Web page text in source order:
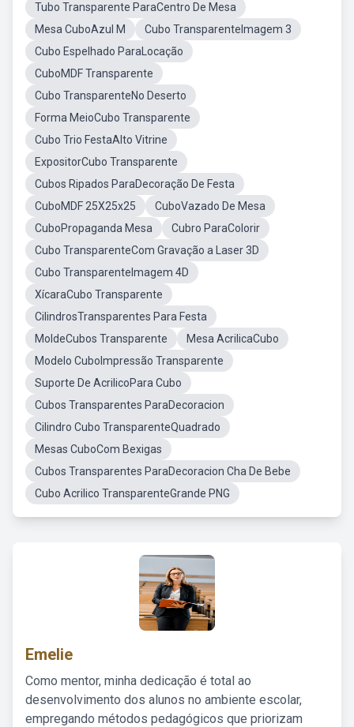
Tubo Transparente ParaCentro De Mesa
Mesa CuboAzul M
Cubo TransparenteImagem 3
Cubo Espelhado ParaLocação
CuboMDF Transparente
Cubo TransparenteNo Deserto
Forma MeioCubo Transparente
Cubo Trio FestaAlto Vitrine
ExpositorCubo Transparente
Cubos Ripados ParaDecoração De Festa
CuboMDF 25X25x25
CuboVazado De Mesa
CuboPropaganda Mesa
Cubro ParaColorir
Cubo TransparenteCom Gravação a Laser 3D
Cubo TransparenteImagem 4D
XícaraCubo Transparente
CilindrosTransparentes Para Festa
MoldeCubos Transparente
Mesa AcrilicaCubo
Modelo CuboImpressão Transparente
Suporte De AcrilicoPara Cubo
Cubos Transparentes ParaDecoracion
Cilindro Cubo TransparenteQuadrado
Mesas CuboCom Bexigas
Cubos Transparentes ParaDecoracion Cha De Bebe
Cubo Acrilico TransparenteGrande PNG
Emelie
Como mentor, minha dedicação é total ao
desenvolvimento dos alunos no ambiente escolar,
empregando métodos pedagógicos que priorizam